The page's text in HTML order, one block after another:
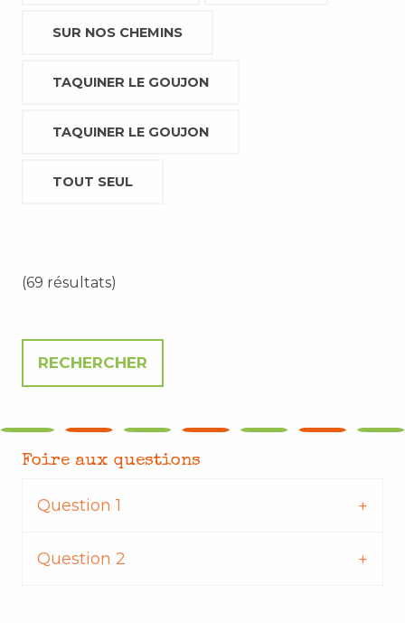
SUR NOS CHEMINS
TAQUINER LE GOUJON
TAQUINER LE GOUJON
TOUT SEUL
(69 résultats)
Foire aux questions
Question 1
Question 2